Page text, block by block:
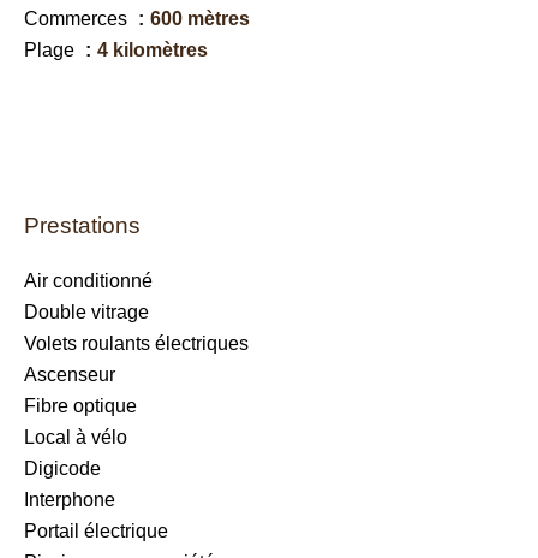
Commerces
600 mètres
Plage
4 kilomètres
Prestations
Air conditionné
Double vitrage
Volets roulants électriques
Ascenseur
Fibre optique
Local à vélo
Digicode
Interphone
Portail électrique